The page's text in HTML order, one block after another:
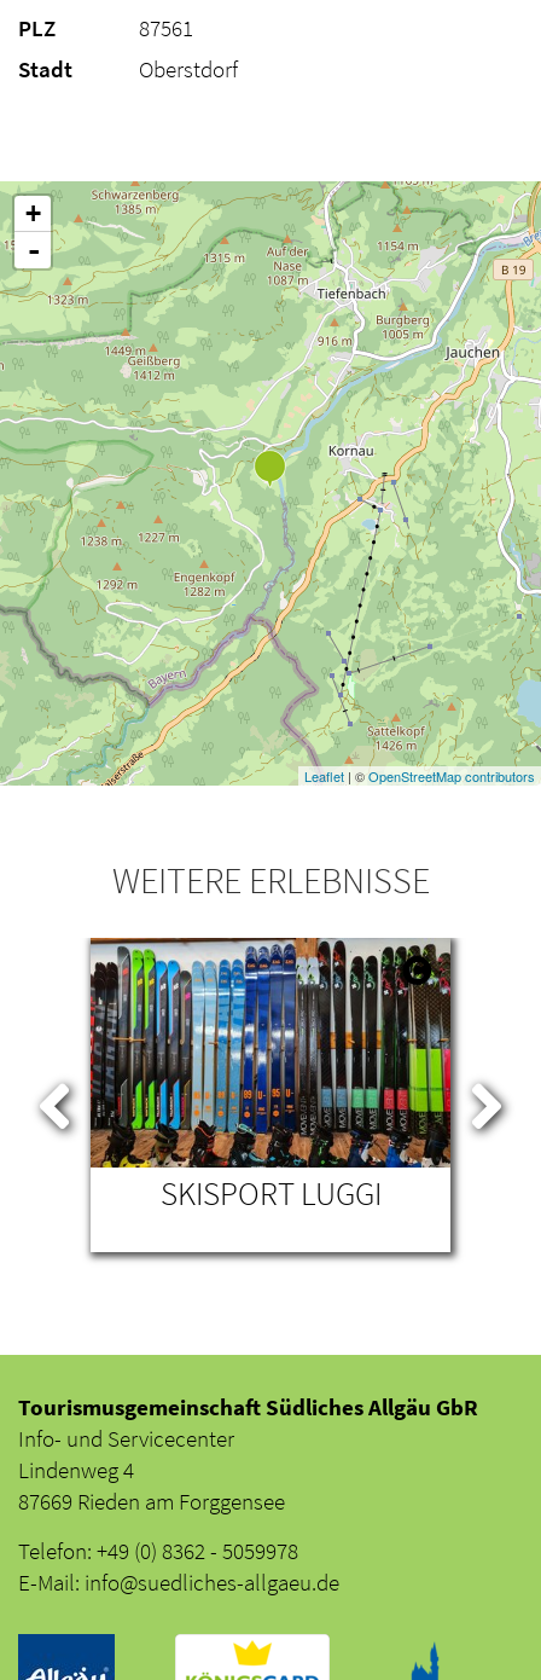
PLZ
87561
Stadt
Oberstdorf
+
-
Leaflet | ©OpenStreetMap contributors
WEITERE ERLEBNISSE
SKISPORT LUGGI
Tourismusgemeinschaft Südliches Allgäu GbR
Info- und Servicecenter
Lindenweg 4
87669 Rieden am Forggensee
Telefon: +49 (0) 8362 - 5059978
E-Mail: info@suedliches-allgaeu.de